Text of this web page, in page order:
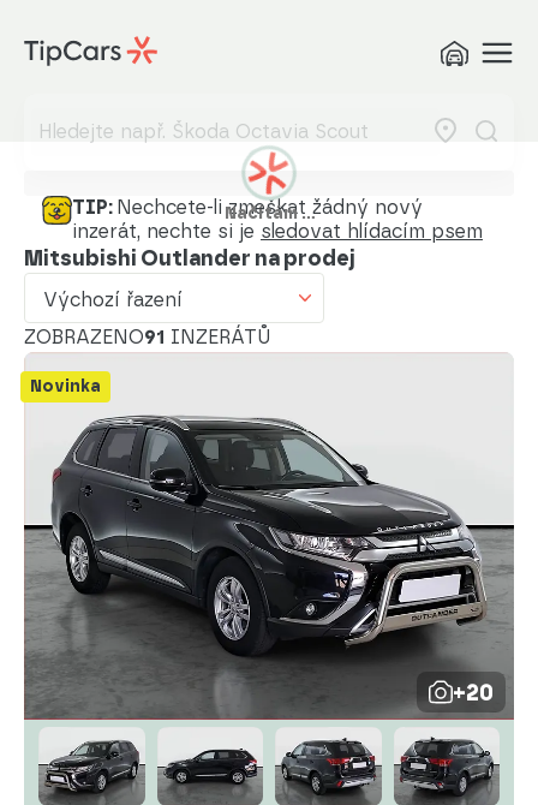
Načítám …
TIP: Nechcete-li zmeškat žádný nový
inzerát, nechte si je sledovat hlídacím psem
Mitsubishi Outlander na prodej
Výchozí řazení
Výchozí řazení
Od nejdražšího
Od nejmenšího nájezdu
Od nejvyššího nájezdu
Od nejstaršího vozu
Od nejnovějšího vozu
Od nejstaršího inzerátu
Abecedně od A do Z
Abecedně od Z do A
ZOBRAZENO91 INZERÁTŮ
Novinka
+20